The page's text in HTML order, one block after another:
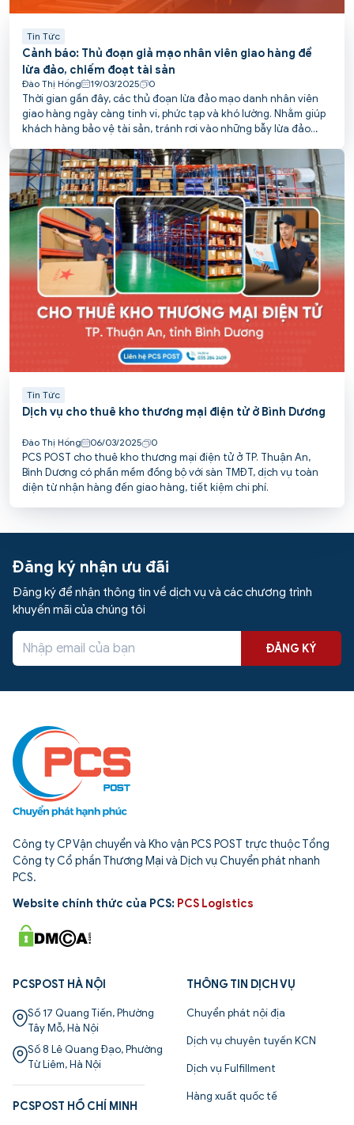
Tin Tức
Cảnh báo: Thủ đoạn giả mạo nhân viên giao hàng để
lừa đảo, chiếm đoạt tài sản
Đào Thị Hồng 19/03/2025 0
Thời gian gần đây, các thủ đoạn lừa đảo mạo danh nhân viên
giao hàng ngày càng tinh vi, phức tạp và khó lường. Nhằm giúp
khách hàng bảo vệ tài sản, tránh rơi vào những bẫy lừa đảo
ra khuyến cáo cụ thể.
Tin Tức
Dịch vụ cho thuê kho thương mại điện tử ở Bình Dương
Đào Thị Hồng 06/03/2025 0
PCS POST cho thuê kho thương mại điện tử ở TP. Thuận An,
Bình Dương có phần mềm đồng bộ với sàn TMĐT, dịch vụ toàn
diện từ nhận hàng đến giao hàng, tiết kiệm chi phí.
Đăng ký nhận ưu đãi
Đăng ký để nhận thông tin về dịch vụ và các chương trình
khuyến mãi của chúng tôi
ĐĂNG KÝ
Công ty CP Vận chuyển và Kho vận PCS POST trực thuộc Tổng
Công ty Cổ phần Thương Mại và Dịch vụ Chuyển phát nhanh
PCS.
Website chính thức của PCS: PCS Logistics
PCSPOST HÀ NỘI
Số 17 Quang Tiến, Phường
Tây Mỗ, Hà Nội
Số 8 Lê Quang Đạo, Phường
Từ Liêm, Hà Nội
PCSPOST HỒ CHÍ MINH
THÔNG TIN DỊCH VỤ
Chuyển phát nội địa
Dịch vụ chuyên tuyến KCN
Dịch vụ Fulfillment
Hàng xuất quốc tế